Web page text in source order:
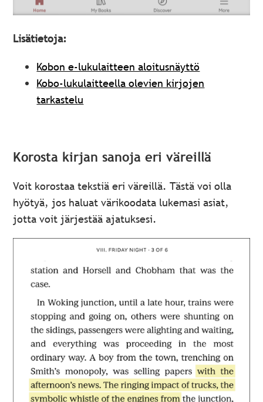
Lisätietoja:
Kobon e-lukulaitteen aloitusnäyttö
Kobo-lukulaitteella olevien kirjojen
tarkastelu
Korosta kirjan sanoja eri väreillä
Voit korostaa tekstiä eri väreillä. Tästä voi olla
hyötyä, jos haluat värikoodata lukemasi asiat,
jotta voit järjestää ajatuksesi.